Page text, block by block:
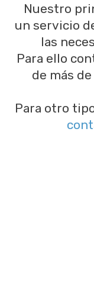
Nuestro
un servicio
las
Para ello
de más
Para otro